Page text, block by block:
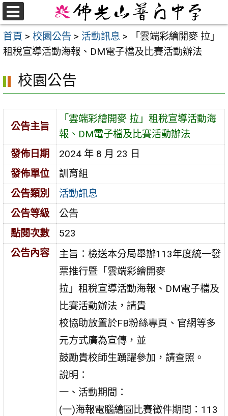
跳
至
主
要
首頁 > 校園公告 > 活動訊息 >
「雲端彩繪開麥 拉」
租稅宣導活動海報、DM電子檔及比賽活動辦法
校園公告
公告主旨
「雲端彩繪開麥 拉」租稅宣導活動海
報、DM電子檔及比賽活動辦法
發佈日期
2024 年 8 月 23 日
發佈單位
訓育組
公告類別
活動訊息
公告等級
公告
點閱次數
523
公告內容
主旨：檢送本分局舉辦113年度統一發
票推行暨「雲端彩繪開麥
拉」租稅宣導活動海報、DM電子檔及
比賽活動辦法，請貴
校協助放置於FB粉絲專頁、官網等多
元方式廣為宣傳，並
鼓勵貴校師生踴躍參加，請查照。
說明：
一、活動期間：
(一)海報電腦繪圖比賽徵件期間：113
選
單